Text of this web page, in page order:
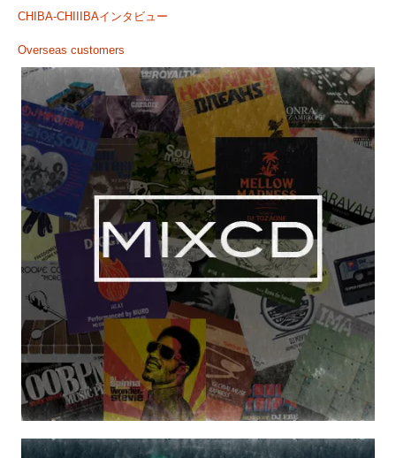
CHIBA-CHIIIBAインタビュー
Overseas customers